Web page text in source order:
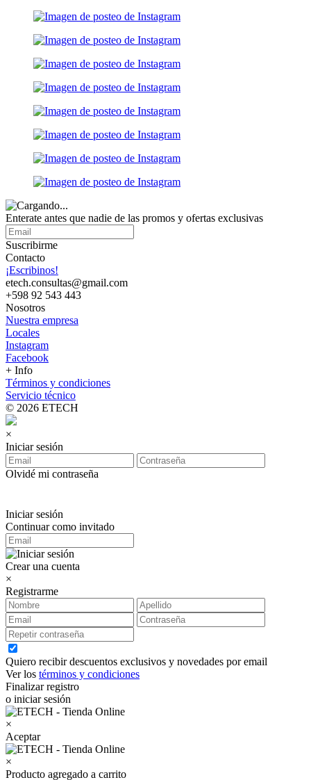
Enterate antes que nadie de las promos y ofertas exclusivas
Suscribirme
Contacto
¡Escribinos!
etech.consultas@gmail.com
+598 92 543 443
Nosotros
Nuestra empresa
Locales
Instagram
Facebook
+ Info
Términos y condiciones
Servicio técnico
© 2026 ETECH
×
Iniciar sesión
Olvidé mi contraseña
Iniciar sesión
Continuar como invitado
Crear una cuenta
×
Registrarme
Quiero recibir descuentos exclusivos y novedades por email
Ver los términos y condiciones
Finalizar registro
o iniciar sesión
×
Aceptar
×
Producto agregado a carrito